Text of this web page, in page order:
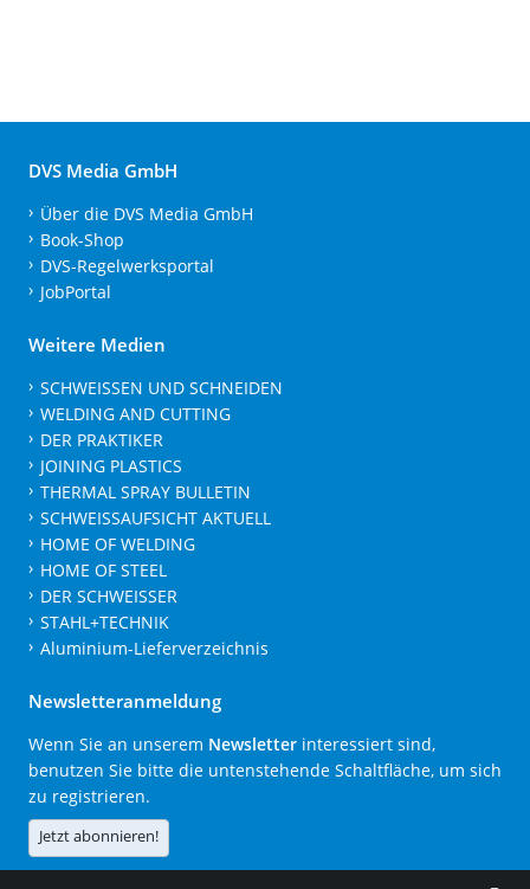
DVS Media GmbH
Über die DVS Media GmbH
Book-Shop
DVS-Regelwerksportal
JobPortal
Weitere Medien
SCHWEISSEN UND SCHNEIDEN
WELDING AND CUTTING
DER PRAKTIKER
JOINING PLASTICS
THERMAL SPRAY BULLETIN
SCHWEISSAUFSICHT AKTUELL
HOME OF WELDING
HOME OF STEEL
DER SCHWEISSER
STAHL+TECHNIK
Aluminium-Lieferverzeichnis
Newsletteranmeldung
Wenn Sie an unserem Newsletter interessiert sind,
benutzen Sie bitte die untenstehende Schaltfläche, um sich
zu registrieren.
Jetzt abonnieren!